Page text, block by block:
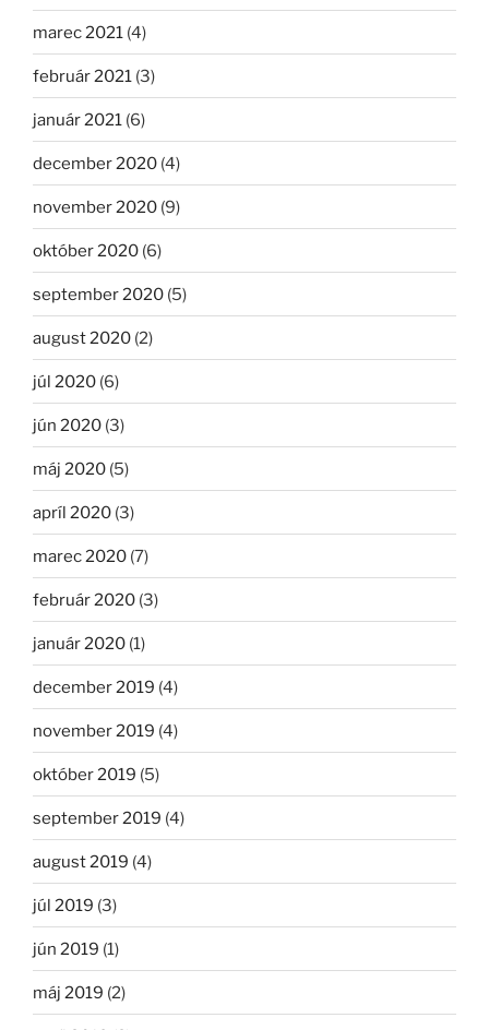
marec 2021 (4)
február 2021 (3)
január 2021 (6)
december 2020 (4)
november 2020 (9)
október 2020 (6)
september 2020 (5)
august 2020 (2)
júl 2020 (6)
jún 2020 (3)
máj 2020 (5)
apríl 2020 (3)
marec 2020 (7)
február 2020 (3)
január 2020 (1)
december 2019 (4)
november 2019 (4)
október 2019 (5)
september 2019 (4)
august 2019 (4)
júl 2019 (3)
jún 2019 (1)
máj 2019 (2)